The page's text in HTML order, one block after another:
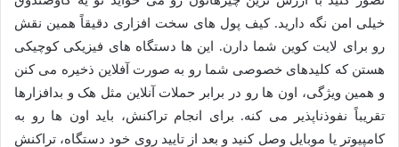
خیلی امن نگه دارید. کیف پول های سخت افزاری دقیقاً همین نقش
رو برای لایت کوین شما دارن. این ها دستگاه های فیزیکی کوچیکی
هستن که کلیدهای خصوصی شما رو به صورت آفلاین ذخیره می کنن
و همین ویژگی، اون ها رو در برابر حملات آنلاین مثل هک و بدافزارها
تقریباً نفوذناپذیر می کنه. برای انجام تراکنش، باید اون ها رو به
کامپیوتر یا موبایل وصل کنید و بعد از تایید روی خود دستگاه، تراکنش